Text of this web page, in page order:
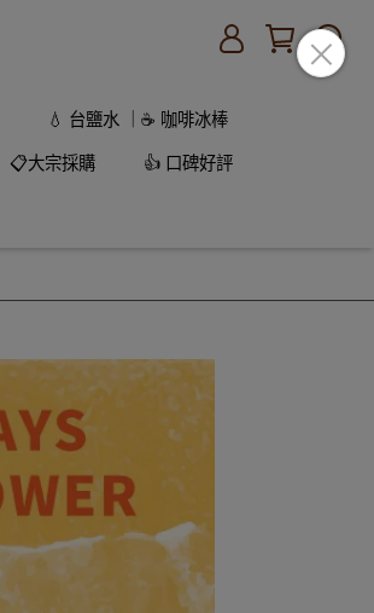
💧 台鹽水 ｜☕ 咖啡冰棒
📋大宗採購 👍 口碑好評